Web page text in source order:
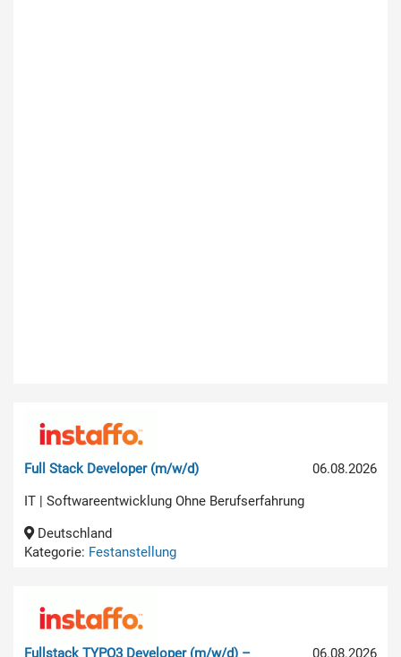
06.08.2026
Full Stack Developer (m/w/d)
IT | Softwareentwicklung Ohne Berufserfahrung
Deutschland
Kategorie: Festanstellung
06.08.2026
Fullstack TYPO3 Developer (m/w/d) –